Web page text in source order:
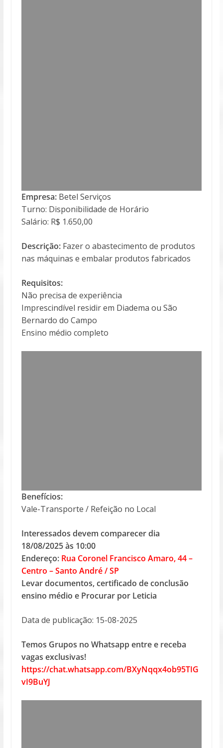
Empresa:Betel Serviços
Turno: Disponibilidade de Horário
Salário: R$ 1.650,00
Descrição:Fazer o abastecimento de produtos
nas máquinas e embalar produtos fabricados
Requisitos:
Não precisa de experiência
Imprescindível residir em Diadema ou São
Bernardo do Campo
Ensino médio completo
Benefícios:
Vale-Transporte / Refeição no Local
Interessados devem comparecer dia
18/08/2025 às 10:00
Endereço: Rua Coronel Francisco Amaro, 44 –
Centro – Santo André / SP
Levar documentos, certificado de conclusão
ensino médio e Procurar por Leticia
Data de publicação: 15-08-2025
Temos Grupos no Whatsapp entre e receba
vagas exclusivas!
https://chat.whatsapp.com/BXyNqqx4ob95TIG
vI9BuYJ